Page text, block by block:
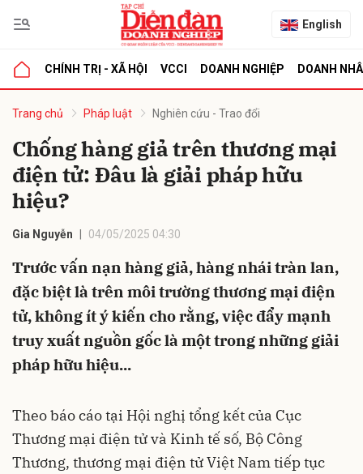
English
CHÍNH TRỊ - XÃ HỘI VCCI DOANH NGHIỆP DOANH
Trang chủ Pháp luật Nghiên cứu - Trao đổi
Chống hàng giả trên thương mại
điện tử: Đâu là giải pháp hữu
hiệu?
Gia Nguyễn 04/05/2025 04:30
Trước vấn nạn hàng giả, hàng nhái tràn lan,
đặc biệt là trên môi trường thương mại điện
tử, không ít ý kiến cho rằng, việc đẩy mạnh
truy xuất nguồn gốc là một trong những giải
pháp hữu hiệu...
Theo báo cáo tại Hội nghị tổng kết của Cục
Thương mại điện tử và Kinh tế số, Bộ Công
Thương, thương mại điện tử Việt Nam tiếp tục
luận
Hủy